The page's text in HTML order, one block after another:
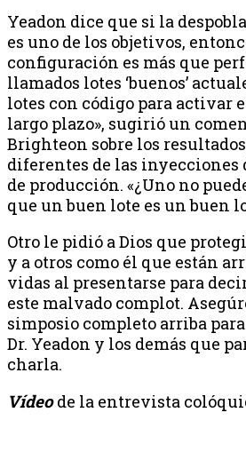
Yeadon dice que si la
es uno de los objetivos,
configuración es más que
llamados lotes ‘buenos’
lotes con código para activar
largo plazo», sugirió un
Brighteon sobre los
diferentes de las inyecciones
de producción. «¿Uno no
que un buen lote es un buen
Otro le pidió a Dios que
y a otros como él que están
vidas al presentarse para
este malvado complot.
simposio completo arriba
Dr. Yeadon y los demás que
charla.
Vídeode la entrevista